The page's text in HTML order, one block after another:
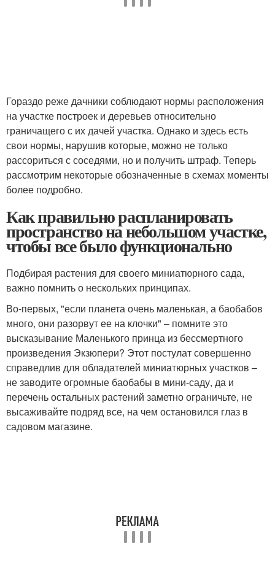
Гораздо реже дачники соблюдают нормы расположения
на участке построек и деревьев относительно
граничащего с их дачей участка. Однако и здесь есть
свои нормы, нарушив которые, можно не только
рассориться с соседями, но и получить штраф. Теперь
рассмотрим некоторые обозначенные в схемах моменты
более подробно.
Как правильно распланировать
пространство на небольшом участке,
чтобы все было функционально
Подбирая растения для своего миниатюрного сада,
важно помнить о нескольких принципах.
Во-первых, "если планета очень маленькая, а баобабов
много, они разорвут ее на клочки" – помните это
высказывание Маленького принца из бессмертного
произведения Экзюпери? Этот постулат совершенно
справедлив для обладателей миниатюрных участков –
не заводите огромные баобабы в мини-саду, да и
перечень остальных растений заметно ограничьте, не
высаживайте подряд все, на чем остановился глаз в
садовом магазине.